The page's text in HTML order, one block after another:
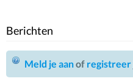
Berichten
Meld je aanof registreer